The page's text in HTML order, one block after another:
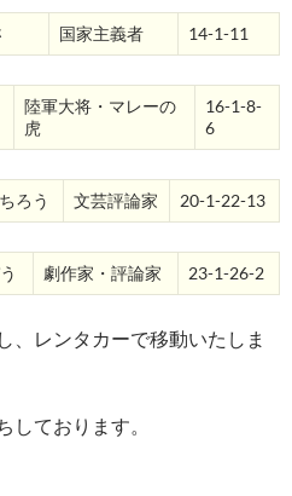
国家主義者 14-1-11
陸軍大将・マレーの
虎
16-1-8-
6
ろう 文芸評論家 20-1-22-13
劇作家・評論家 23-1-26-2
、レンタカーで移動いたしま
しております。